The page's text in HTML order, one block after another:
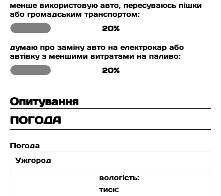
менше використовую авто, пересуваюсь пішки
або громадським транспортом:
20%
думаю про заміну авто на електрокар або
автівку з меншими витратами на паливо:
20%
Опитування
ПОГОДА
Погода
Ужгород
вологість:
тиск: